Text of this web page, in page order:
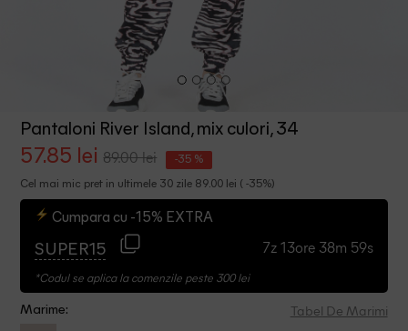
Pantaloni River Island, mix culori, 34
57.85 lei 89.00 lei -35 %
Cel mai mic pret in ultimele 30 zile 89.00 lei ( -35%)
Cumpara cu -15% EXTRA
SUPER15 7z 13ore 38m 58s
*Codul se aplica la comenzile peste 300 lei
Marime: Tabel De Marimi